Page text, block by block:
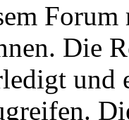
Die
und